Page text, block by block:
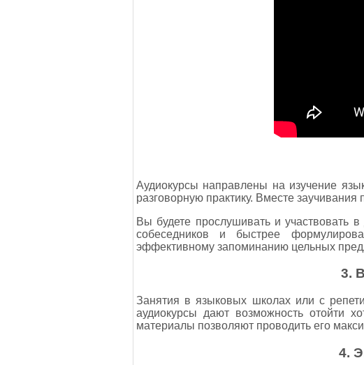
Аудиокурсы направлены на изучение
разговорную практику. Вместе
Вы будете прослушивать и участвовать
собеседников и быстрее
эффективному запоминанию цельных
3.
Занятия в языковых школах или с
аудиокурсы дают возможность отойти
материалы позволяют проводить его
4.